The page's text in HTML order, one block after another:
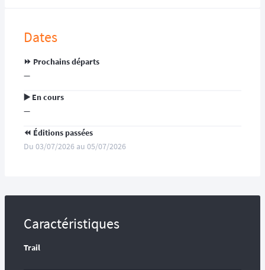
Dates
⏩️ Prochains départs
—
▶️ En cours
—
⏪️ Éditions passées
Du 03/07/2026 au 05/07/2026
Caractéristiques
Trail